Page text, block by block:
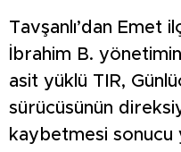
Tavşanlı’dan Emet
İbrahim B.
asit yüklü TIR,
sürücüsünün
kaybetmesi sonucu